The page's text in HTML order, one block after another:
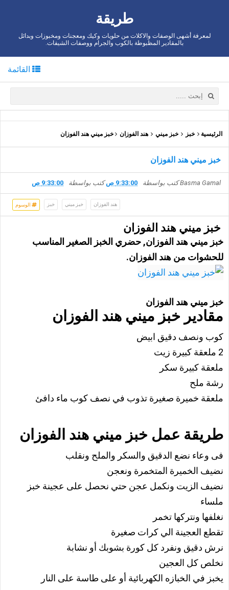
طريقة
لمعرفة أشهى الوصفات والاكلات من حلويات وكيك ومعجنات ومخبوزات وبدائل
بالمقادير المظبوطة بالكوب والجرام ووصفات الشيفات.
القائمة
الرئيسية خبز خبز ميني هند الفوزان خبز ميني هند الفوزان
خبز ميني هند الفوزان
Basma Gamal كتب بواسطة 9:33:00 ص كتب بواسطة 9:33:00 ص
الوسوم خبز خبز ميني هند الفوزان
خبز ميني هند الفوزان
خبز ميني هند الفوزان, حضري الخبز الصغير المناسب
للحشوات من هند الفوزان.
خبز ميني هند الفوزان
مقادير خبز ميني هند الفوزان
كوب ونصف دقيق ابيض
2 ملعقة كبيرة زيت
ملعقة كبيرة سكر
رشة ملح
ملعقة خميرة صغيرة تذوب في نصف كوب ماء دافئ
طريقة عمل خبز ميني هند الفوزان
فى وعاء نضع الدقيق والسكر والملح ونقلب
نضيف الخميرة المتخمرة ونعجن
نضيف الزيت ونكمل عجن حتي نحصل على عجينة خبز
ملساء
نغلفها ونتركها تخمر
تقطع العجينة الي كرات صغيرة
نرش دقيق ونفرد كل كورة بشوبك أو نشابة
نخلص كل العجين
يخبز في الخبازه الكهربائية أو على طاسة على النار